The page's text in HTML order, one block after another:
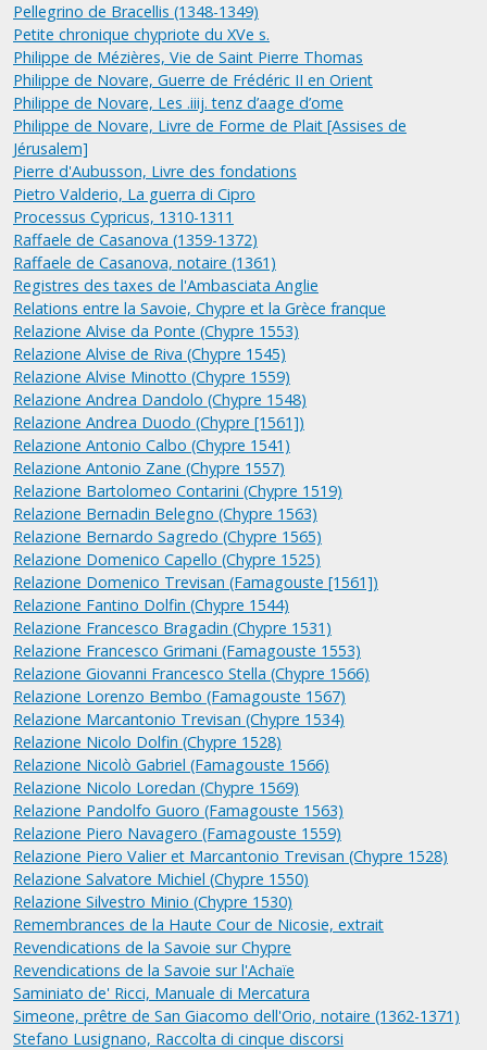
Pellegrino de Bracellis (1348-1349)
Petite chronique chypriote du XVe s.
Philippe de Mézières, Vie de Saint Pierre Thomas
Philippe de Novare, Guerre de Frédéric II en Orient
Philippe de Novare, Les .iiij. tenz d’aage d’ome
Philippe de Novare, Livre de Forme de Plait [Assises de
Jérusalem]
Pierre d'Aubusson, Livre des fondations
Pietro Valderio, La guerra di Cipro
Processus Cypricus, 1310-1311
Raffaele de Casanova (1359-1372)
Raffaele de Casanova, notaire (1361)
Registres des taxes de l'Ambasciata Anglie
Relations entre la Savoie, Chypre et la Grèce franque
Relazione Alvise da Ponte (Chypre 1553)
Relazione Alvise de Riva (Chypre 1545)
Relazione Alvise Minotto (Chypre 1559)
Relazione Andrea Dandolo (Chypre 1548)
Relazione Andrea Duodo (Chypre [1561])
Relazione Antonio Calbo (Chypre 1541)
Relazione Antonio Zane (Chypre 1557)
Relazione Bartolomeo Contarini (Chypre 1519)
Relazione Bernadin Belegno (Chypre 1563)
Relazione Bernardo Sagredo (Chypre 1565)
Relazione Domenico Capello (Chypre 1525)
Relazione Domenico Trevisan (Famagouste [1561])
Relazione Fantino Dolfin (Chypre 1544)
Relazione Francesco Bragadin (Chypre 1531)
Relazione Francesco Grimani (Famagouste 1553)
Relazione Giovanni Francesco Stella (Chypre 1566)
Relazione Lorenzo Bembo (Famagouste 1567)
Relazione Marcantonio Trevisan (Chypre 1534)
Relazione Nicolo Dolfin (Chypre 1528)
Relazione Nicolò Gabriel (Famagouste 1566)
Relazione Nicolo Loredan (Chypre 1569)
Relazione Pandolfo Guoro (Famagouste 1563)
Relazione Piero Navagero (Famagouste 1559)
Relazione Piero Valier et Marcantonio Trevisan (Chypre 1528)
Relazione Salvatore Michiel (Chypre 1550)
Relazione Silvestro Minio (Chypre 1530)
Remembrances de la Haute Cour de Nicosie, extrait
Revendications de la Savoie sur Chypre
Revendications de la Savoie sur l'Achaïe
Saminiato de' Ricci, Manuale di Mercatura
Simeone, prêtre de San Giacomo dell'Orio, notaire (1362-1371)
Stefano Lusignano, Raccolta di cinque discorsi